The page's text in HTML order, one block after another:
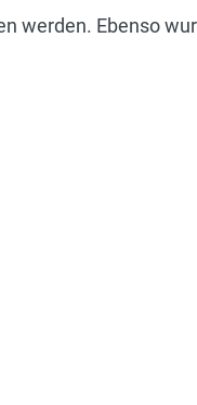
werden. Ebenso